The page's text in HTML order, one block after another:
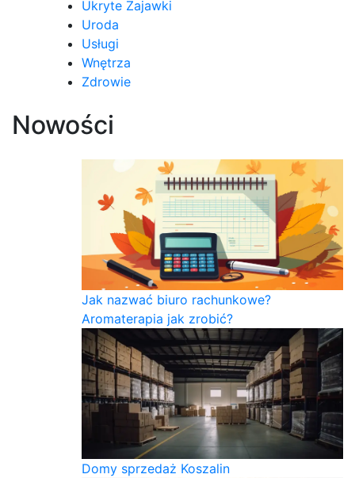
Ukryte Zajawki
Uroda
Usługi
Wnętrza
Zdrowie
Nowości
Jak nazwać biuro rachunkowe?
Aromaterapia jak zrobić?
Domy sprzedaż Koszalin